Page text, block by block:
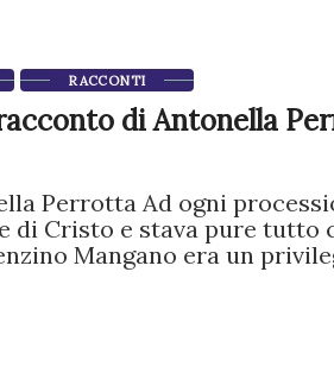
RACCONTI
di Antonella
Perrotta Ad ogni
di Cristo e stava pure tutto
Mangano era un